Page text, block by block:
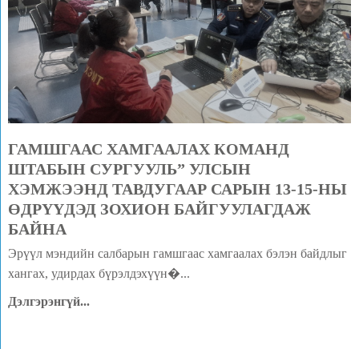
ГАМШГААС ХАМГААЛАХ КОМАНД
ШТАБЫН СУРГУУЛЬ” УЛСЫН
ХЭМЖЭЭНД ТАВДУГААР САРЫН 13-15-НЫ
ӨДРҮҮДЭД ЗОХИОН БАЙГУУЛАГДАЖ
БАЙНА
Эрүүл мэндийн салбарын гамшгаас хамгаалах бэлэн байдлыг
хангах, удирдах бүрэлдэхүүн�...
Дэлгэрэнгүй...